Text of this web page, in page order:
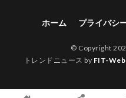
ホーム プライバシ
© Copyright
トレンドニュース by FIT-